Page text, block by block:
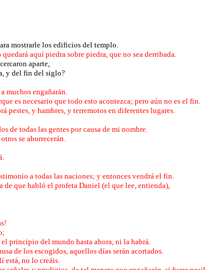
mostrarle los edificios del templo.
aquí piedra sobre piedra, que no sea derribada.
aparte,
y del fin del siglo?
muchos engañarán.
es necesario que todo esto acontezca; pero aún no es el fin.
pestes, y hambres, y terremotos en diferentes lugares.
de todas las gentes por causa de mi nombre.
se aborrecerán.
a todas las naciones; y entonces vendrá el fin.
que habló el profeta Daniel (el que lee, entienda),
principio del mundo hasta ahora, ni la habrá.
de los escogidos, aquellos días serán acortados.
está, no lo creáis.